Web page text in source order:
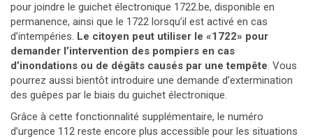
pour joindre le guichet électronique 1722.be, disponible en
permanence, ainsi que le 1722 lorsqu’il est activé en cas
d’intempéries. Le citoyen peut utiliser le «1722» pour
demander l’intervention des pompiers en cas
d’inondations ou de dégâts causés par une tempête. Vous
pourrez aussi bientôt introduire une demande d’extermination
des guêpes par le biais du guichet électronique.
Grâce à cette fonctionnalité supplémentaire, le numéro
d’urgence 112 reste encore plus accessible pour les situations